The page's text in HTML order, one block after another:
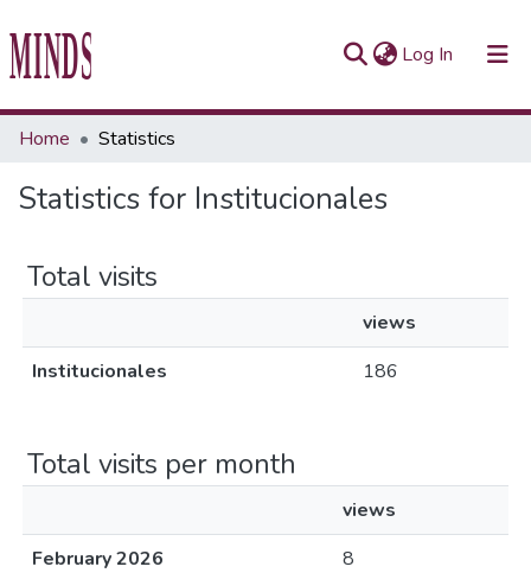
Log In (current)
Communities & Collections
All of Repository UTEC
Home Statistics
Statistics for Institucionales
Total visits
views
Institucionales
186
Total visits per month
views
February 2026
8